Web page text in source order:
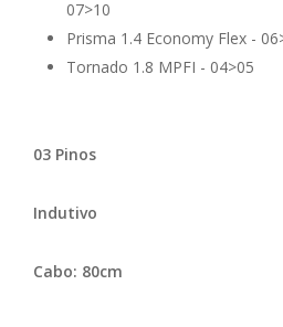
07>10
Prisma 1.4 Economy Flex -
Tornado 1.8 MPFI - 04>05
03 Pinos
Indutivo
Cabo: 80cm